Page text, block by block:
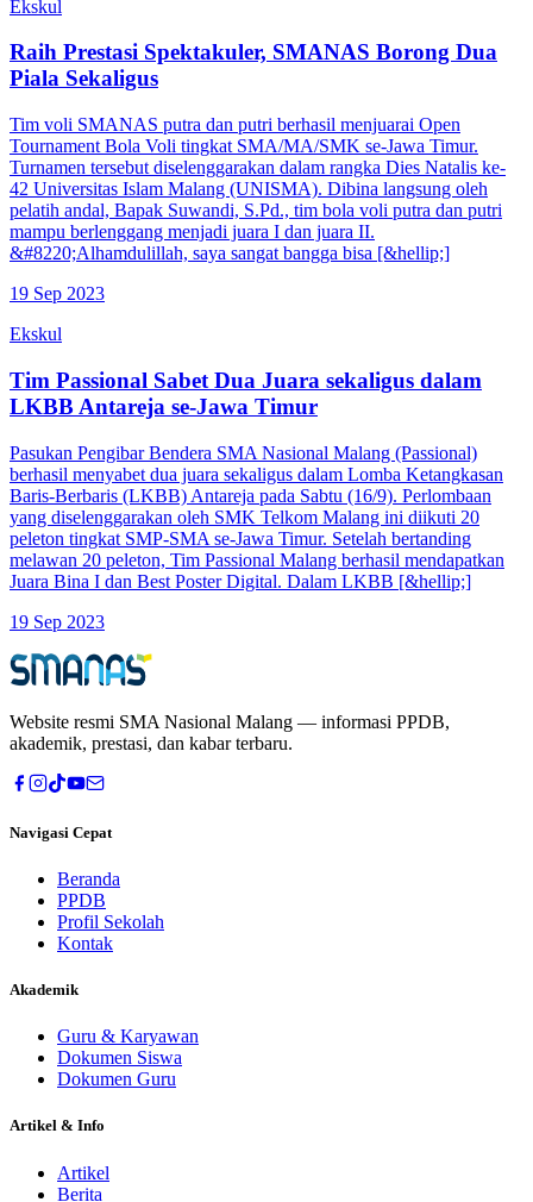
Ekskul
Raih Prestasi Spektakuler, SMANAS Borong Dua
Piala Sekaligus
Tim voli SMANAS putra dan putri berhasil menjuarai Open
Tournament Bola Voli tingkat SMA/MA/SMK se-Jawa Timur.
Turnamen tersebut diselenggarakan dalam rangka Dies Natalis ke-
42 Universitas Islam Malang (UNISMA). Dibina langsung oleh
pelatih andal, Bapak Suwandi, S.Pd., tim bola voli putra dan putri
mampu berlenggang menjadi juara I dan juara II.
&#8220;Alhamdulillah, saya sangat bangga bisa [&hellip;]
19 Sep 2023
Ekskul
Tim Passional Sabet Dua Juara sekaligus dalam
LKBB Antareja se-Jawa Timur
Pasukan Pengibar Bendera SMA Nasional Malang (Passional)
berhasil menyabet dua juara sekaligus dalam Lomba Ketangkasan
Baris-Berbaris (LKBB) Antareja pada Sabtu (16/9). Perlombaan
yang diselenggarakan oleh SMK Telkom Malang ini diikuti 20
peleton tingkat SMP-SMA se-Jawa Timur. Setelah bertanding
melawan 20 peleton, Tim Passional Malang berhasil mendapatkan
Juara Bina I dan Best Poster Digital. Dalam LKBB [&hellip;]
19 Sep 2023
Website resmi SMA Nasional Malang — informasi PPDB,
akademik, prestasi, dan kabar terbaru.
Navigasi Cepat
Beranda
PPDB
Profil Sekolah
Kontak
Akademik
Guru & Karyawan
Dokumen Siswa
Dokumen Guru
Artikel & Info
Artikel
Berita